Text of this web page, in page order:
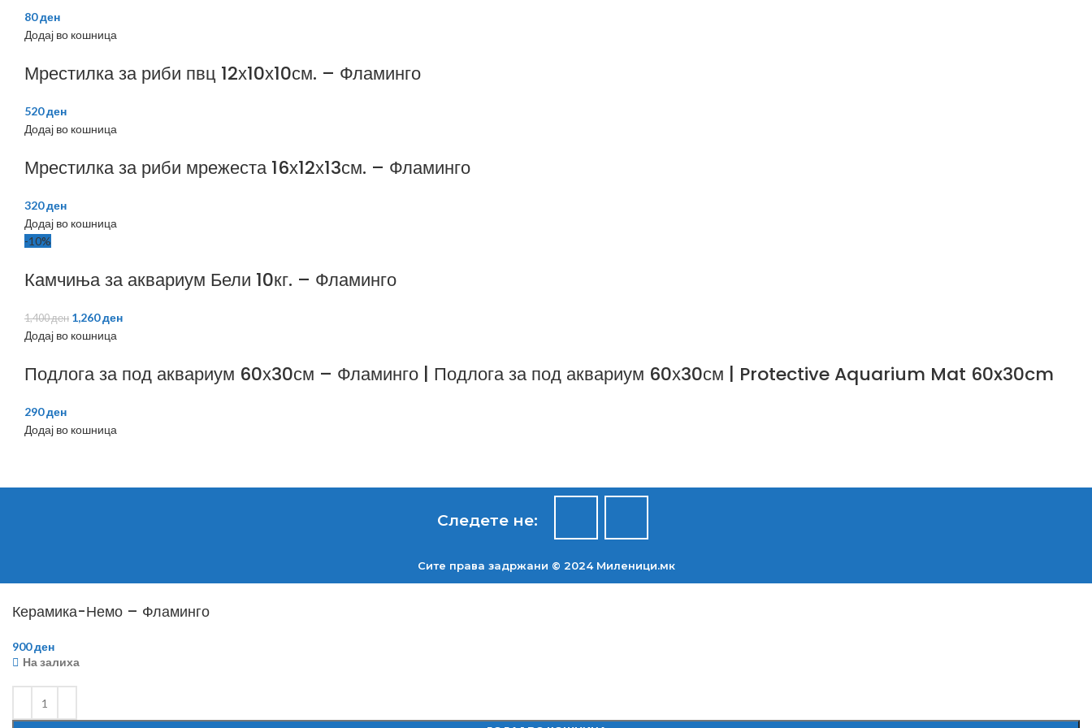
80ден
Додај во кошница
Мрестилка за риби пвц 12х10х10см. – Фламинго
520ден
Додај во кошница
Мрестилка за риби мрежеста 16х12х13см. – Фламинго
320ден
Додај во кошница
-10%
Камчиња за аквариум Бели 10кг. – Фламинго
1,400ден 1,260ден
Додај во кошница
Подлога за под аквариум 60х30см – Фламинго | Подлога за под аквариум 60х30см | Protective Aquarium Mat 60x30cm
290ден
Додај во кошница
Следете не:
Сите права задржани © 2024 Mиленици.мк
Керамика-Немо – Фламинго
900ден
На залиха